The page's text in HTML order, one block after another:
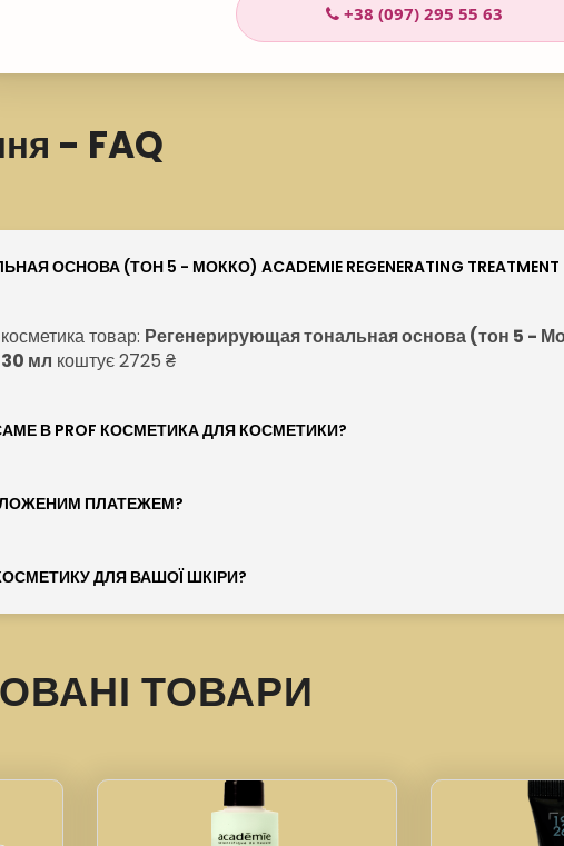
- FAQ
ОСНОВА (ТОН 5 - МОККО) ACADEMIE REGENERATING TREATMENT
товар: Регенерирующая тональная основа (тон 5
мл коштує 2725 ₴
В PROF КОСМЕТИКА ДЛЯ КОСМЕТИКИ?
ПЛАТЕЖЕМ?
ДЛЯ ВАШОЇ ШКІРИ?
ТОВАРИ
+38 (097) 295 55 63